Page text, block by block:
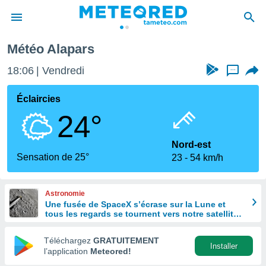
de
en
Météo Alapars
18:06 Vendredi ...
Éclaircies
24°
Sensation de 25°
Nord-est
23
54 km/h
Astronomie
Une fusée de SpaceX s’écrase sur la Lune et
tous les regards se tournent vers notre satellite à
Téléchargez GRATUITEMENT
l’application Meteored!
Installer